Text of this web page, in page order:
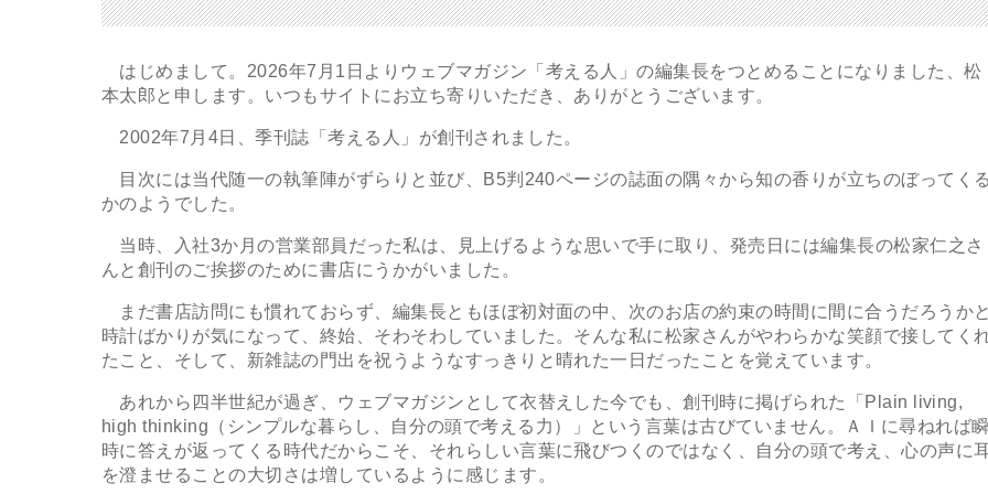
はじめまして。2026年7月1日よりウェブマガジン「考える人」の編集長をつとめることになりました、松
本太郎と申します。いつもサイトにお立ち寄りいただき、ありがとうございます。
2002年7月4日、季刊誌「考える人」が創刊されました。
目次には当代随一の執筆陣がずらりと並び、B5判240ページの誌面の隅々から知の香りが立ちのぼってく
かのようでした。
当時、入社3か月の営業部員だった私は、見上げるような思いで手に取り、発売日には編集長の松家仁之さ
んと創刊のご挨拶のために書店にうかがいました。
まだ書店訪問にも慣れておらず、編集長ともほぼ初対面の中、次のお店の約束の時間に間に合うだろうか
時計ばかりが気になって、終始、そわそわしていました。そんな私に松家さんがやわらかな笑顔で接してく
たこと、そして、新雑誌の門出を祝うようなすっきりと晴れた一日だったことを覚えています。
あれから四半世紀が過ぎ、ウェブマガジンとして衣替えした今でも、創刊時に掲げられた「Plain living,
high thinking（シンプルな暮らし、自分の頭で考える力）」という言葉は古びていません。ＡＩに尋ねれば
時に答えが返ってくる時代だからこそ、それらしい言葉に飛びつくのではなく、自分の頭で考え、心の声に
を澄ませることの大切さは増しているように感じます。